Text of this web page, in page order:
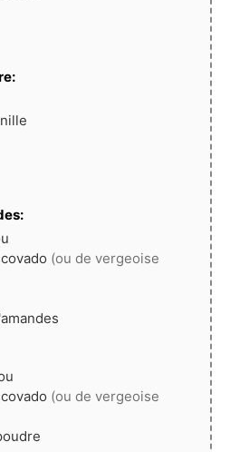
(ou de vergeoise
(ou de vergeoise